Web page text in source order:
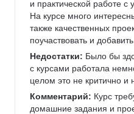
и практической работе с
На курсе много
также качественных
поучаствовать и
Недостатки: Было бы
с курсами работала
целом это не критично
Комментарий: Курс
домашние задания и